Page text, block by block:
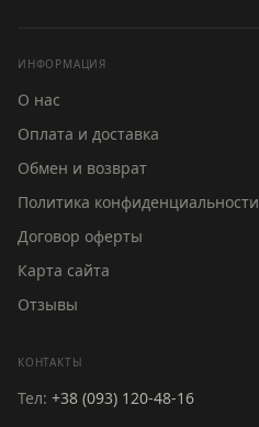
ИНФОРМАЦИЯ
О нас
Оплата и доставка
Обмен и возврат
Политика конфиденциальности
Договор оферты
Карта сайта
Отзывы
КОНТАКТЫ
Тел: +38 (093) 120-48-16